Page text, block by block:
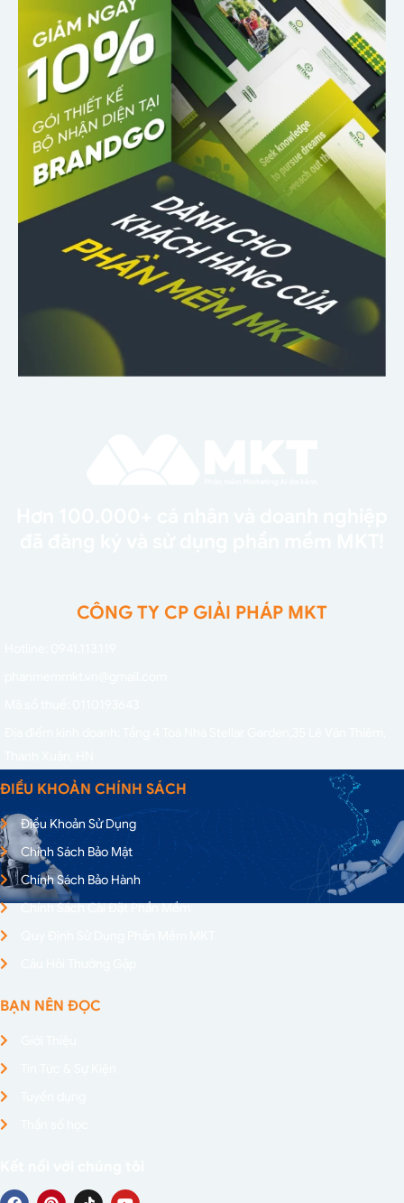
CÔNG TY CP GIẢI PHÁP MKT
ĐIỀU KHOẢN CHÍNH SÁCH
Điều Khoản Sử Dụng
Chính Sách Bảo Mật
Chính Sách Bảo Hành
Chính Sách Cài Đặt Phần Mềm
BẠN NÊN ĐỌC